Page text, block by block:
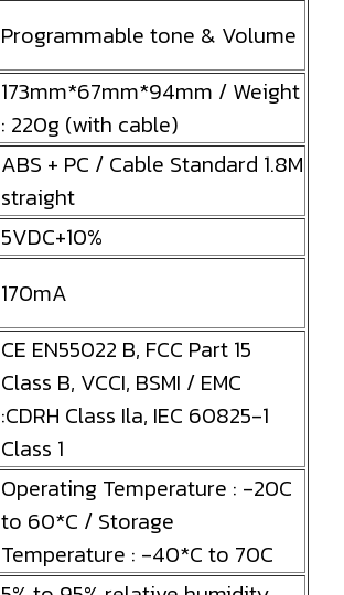
Programmable tone & Volume
173mm*67mm*94mm / Weight
: 220g (with cable)
ABS + PC / Cable Standard 1.8M
straight
5VDC+10%
170mA
CE EN55022 B, FCC Part 15
Class B, VCCI, BSMI / EMC
:CDRH Class Ila, IEC 60825-1
Class 1
Operating Temperature : -20C
to 60*C / Storage
Temperature : -40*C to 70C